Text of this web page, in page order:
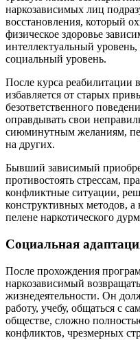
наркозависимых лиц
восстановления, который
физическое здоровье
интеллектуальный
социальный уровень.
После курса реабилитации
избавляется от старых
безответственного
оправдывать свои
сиюминутным желаниям,
на других.
Бывший зависимый
противостоять стрессам,
конфликтные ситуации,
конструктивных методов, а
пелене наркотического
Социальная
После прохождения
наркозависимый
жизнедеятельности. Он
работу, учебу, общаться с
обществе, сложно
конфликтов, чрезмерных